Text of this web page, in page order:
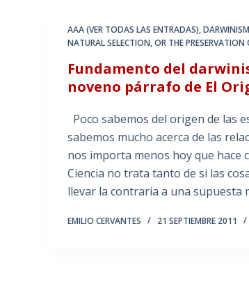
AAA (VER TODAS LAS ENTRADAS),
NATURAL SELECTION,OR THE PRESERVATION
Fundamento del
noveno párrafo de El
Poco sabemos del origen de las
sabemos mucho acerca de las
nos importa menos hoy que hace
Ciencia no trata tanto de si las
llevar la contraria a una
EMILIO CERVANTES 21 SEPTIEMBRE 2011